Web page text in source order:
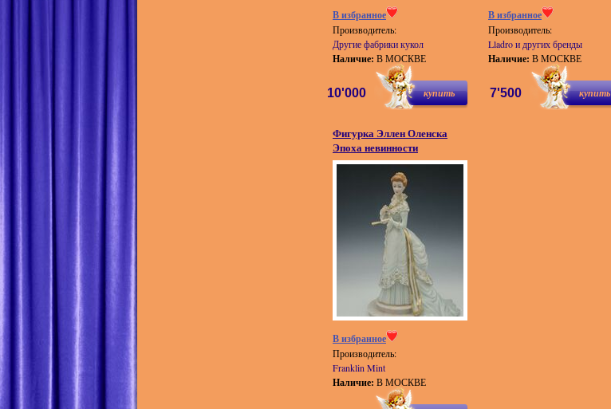
В избранное
Производитель:
Другие фабрики кукол
Наличие: В МОСКВЕ
купить
10'000
В избранное
Производитель:
Lladro и других бренды
Наличие: В МОСКВЕ
купить
7'500
Фигурка Эллен Оленска
Эпоха невинности
В избранное
Производитель:
Franklin Mint
Наличие: В МОСКВЕ